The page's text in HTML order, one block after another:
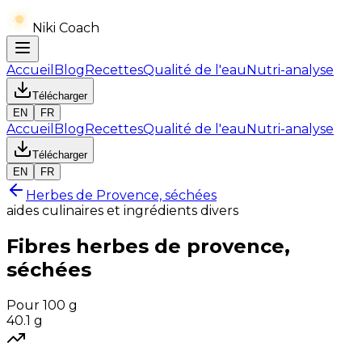
Niki Coach
Accueil BlogRecettesQualité de l'eauNutri-analyse
Télécharger
EN
FR
Accueil BlogRecettesQualité de l'eauNutri-analyse
Télécharger
EN
FR
Herbes de Provence, séchées
aides culinaires et ingrédients divers
Fibres herbes de provence,
séchées
Pour 100 g
40.1 g